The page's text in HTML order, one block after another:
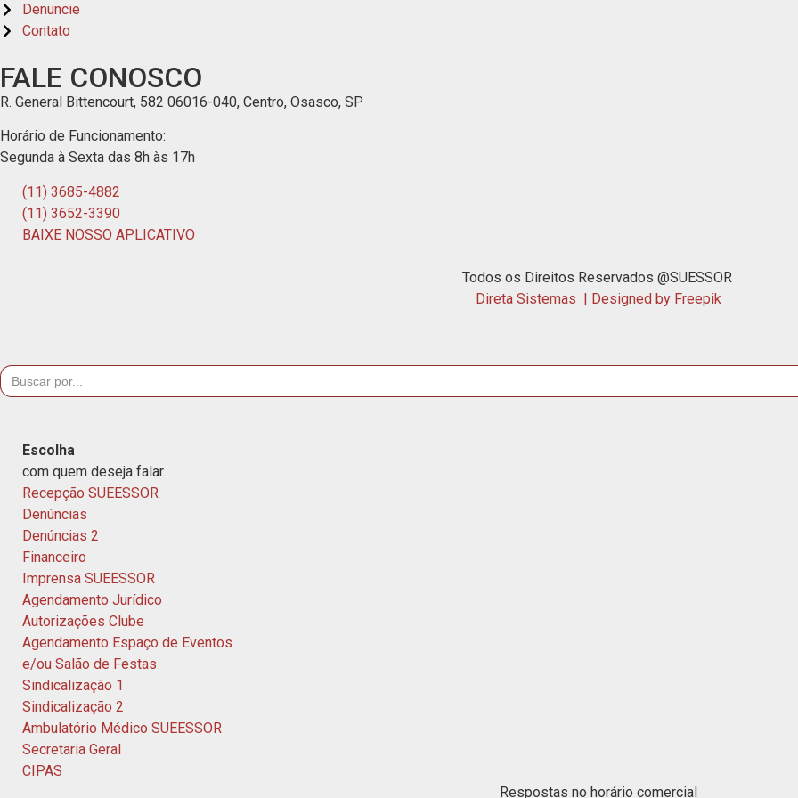
Denuncie
Contato
FALE CONOSCO
R. General Bittencourt, 582 06016-040, Centro, Osasco, SP
Horário de Funcionamento:
Segunda à Sexta das 8h às 17h
(11) 3685-4882
(11) 3652-3390
BAIXE NOSSO APLICATIVO
Todos os Direitos Reservados @SUESSOR
Direta Sistemas | Designed by Freepik
Search
for:
Escolha
com quem deseja falar.
Recepção SUEESSOR
Denúncias
Denúncias 2
Financeiro
Imprensa SUEESSOR
Agendamento Jurídico
Autorizações Clube
Agendamento Espaço de Eventos
e/ou Salão de Festas
Sindicalização 1
Sindicalização 2
Ambulatório Médico SUEESSOR
Secretaria Geral
CIPAS
Respostas no horário comercial